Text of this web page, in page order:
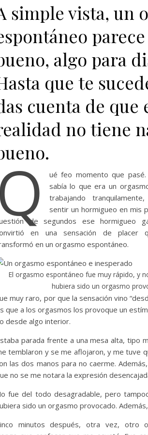
simple vista, un
algo para
que te
cuenta de que
no tiene
Q
ué feo momento que
sabía lo que era un
trabajando
sentir un hormigueo en mis
de segundos ese hormigueo
en una sensación de placer
en un orgasmo espontáneo.
El orgasmo espontáneo fue muy rápido, y
hubiera sido un orgasmo
muy raro, por que la sensación vino
que a los orgasmos los provoque un
desde algo interior.
parada frente a una mesa alta, tipo
temblaron y se me aflojaron, y me tuve
las dos manos para no caerme.
no se me notara la expresión
fue del todo desagradable, pero
sido un orgasmo provocado.
minutos después, otra vez, otro